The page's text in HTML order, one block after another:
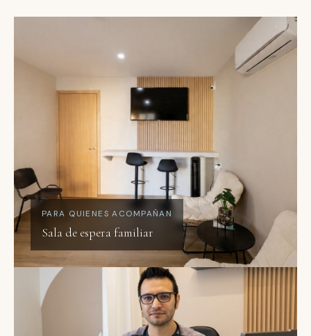
PARA QUIENES ACOMPAÑAN
Sala de espera familiar